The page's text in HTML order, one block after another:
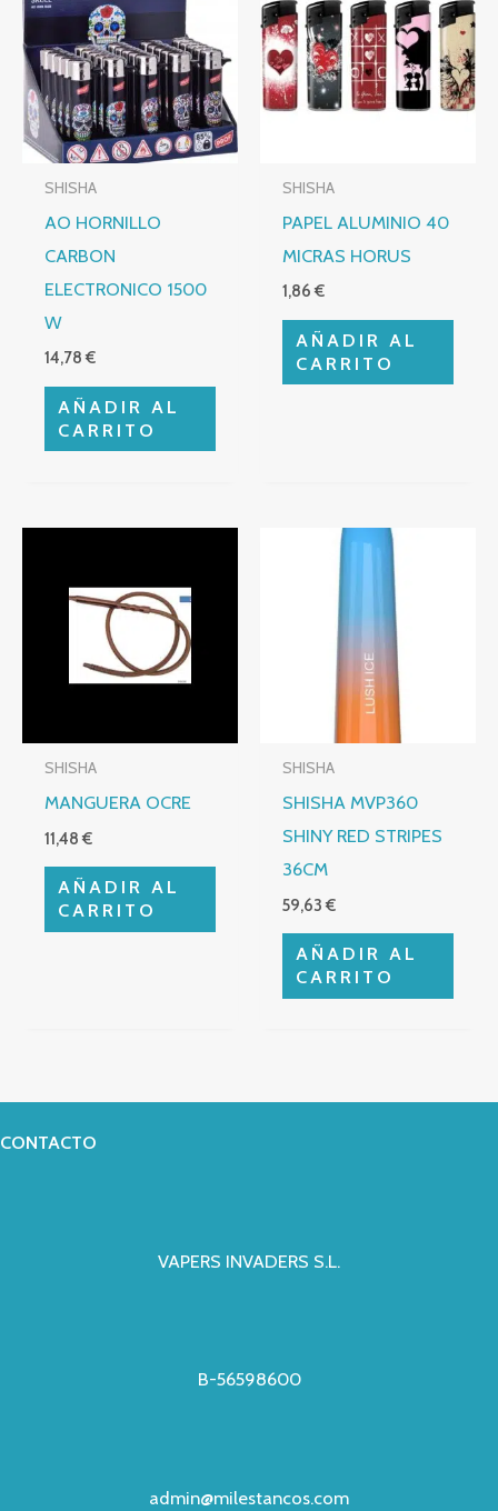
SHISHA
AO HORNILLO
CARBON
ELECTRONICO 1500
W
14,78€
AÑADIR AL
CARRITO
SHISHA
PAPEL ALUMINIO 40
MICRAS HORUS
1,86€
AÑADIR AL
CARRITO
SHISHA
MANGUERA OCRE
11,48€
AÑADIR AL
CARRITO
SHISHA
SHISHA MVP360
SHINY RED STRIPES
36CM
59,63€
AÑADIR AL
CARRITO
CONTACTO
VAPERS INVADERS S.L.
B-56598600
admin@milestancos.com